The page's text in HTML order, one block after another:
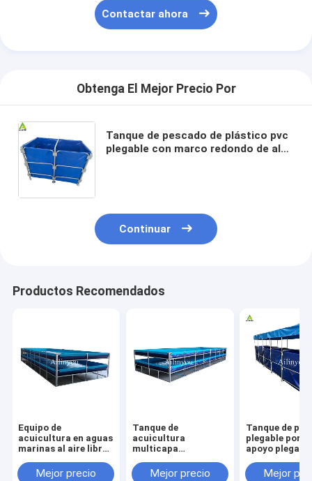
Contactar ahora
Obtenga El Mejor Precio Por
Tanque de pescado de plástico pvc
plegable con marco redondo de alta
Continuar
Productos Recomendados
Equipo de
acuicultura en aguas
marinas al aire libre
peces y camarones
Mejor precio
Tanque de
acuicultura
multicapa
cultivo de peces y
Mejor precio
Tanque de
plegable
apoyo
agricultura
Mejor